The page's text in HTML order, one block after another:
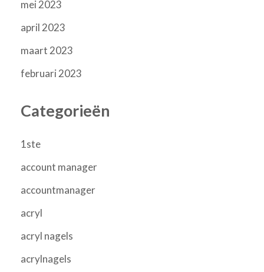
mei 2023
april 2023
maart 2023
februari 2023
Categorieën
1ste
account manager
accountmanager
acryl
acryl nagels
acrylnagels